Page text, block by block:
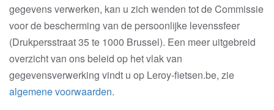
gegevens verwerken, kan u zich wenden tot de Commissie
voor de bescherming van de persoonlijke levenssfeer
(Drukpersstraat 35 te 1000 Brussel). Een meer uitgebreid
overzicht van ons beleid op het vlak van
gegevensverwerking vindt u op Leroy-fietsen.be, zie
algemene voorwaarden.